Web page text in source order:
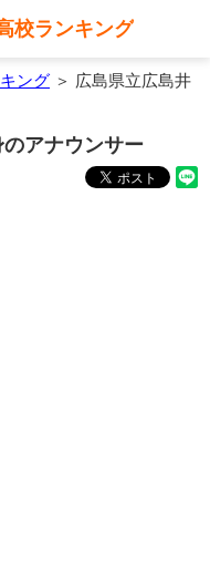
校ランキング
ング ＞ 広島県立広島井
アナウンサー